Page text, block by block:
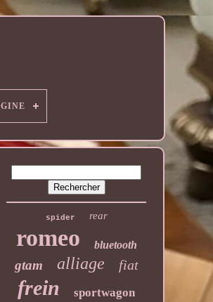
spider rear
romeo bluetooth
gtam alliage fiat
frein sportwagon